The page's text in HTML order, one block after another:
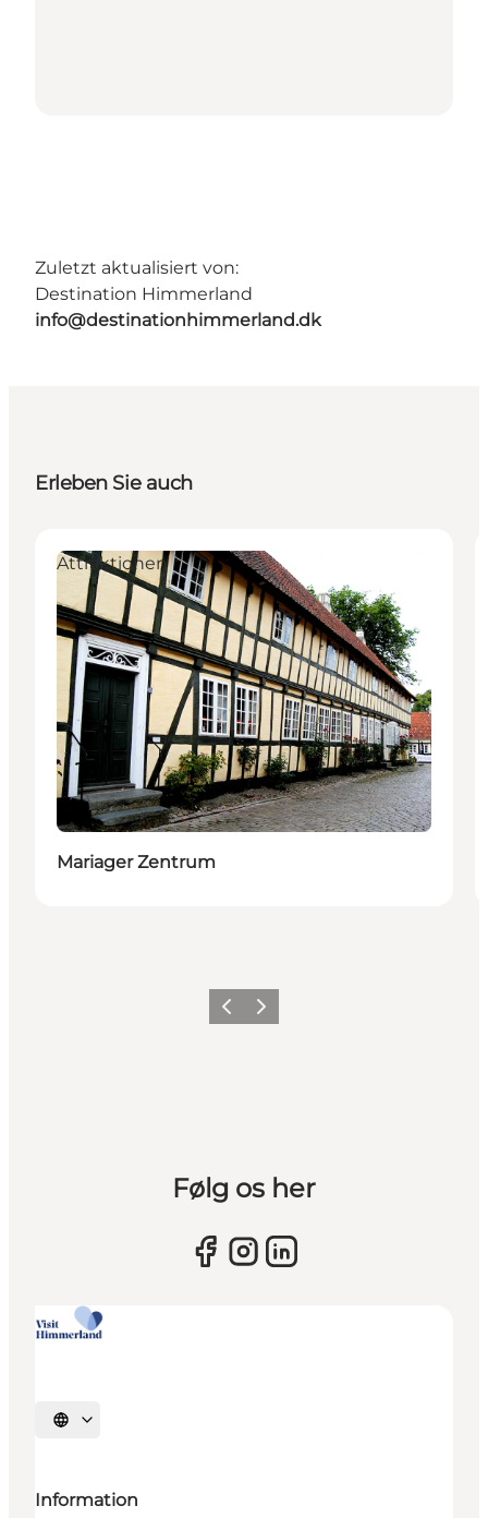
Zuletzt aktualisiert von:
Destination Himmerland
info@destinationhimmerland.dk
Erleben Sie auch
Attraktionen
Mariager Zentrum
Vorherige Folie
Nächste Folie
Følg os her
Sprache auswählen
Information